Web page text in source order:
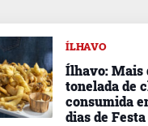
ÍLHAVO
Ílhavo: Mais
tonelada de
consumida
dias de Festa